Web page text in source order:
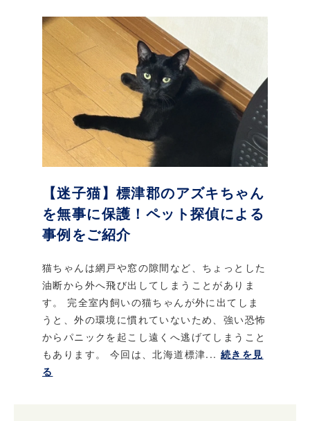
【迷子猫】標津郡のアズキちゃん
を無事に保護！ペット探偵による
事例をご紹介
猫ちゃんは網戸や窓の隙間など、ちょっとした
油断から外へ飛び出してしまうことがありま
す。 完全室内飼いの猫ちゃんが外に出てしま
うと、外の環境に慣れていないため、強い恐怖
からパニックを起こし遠くへ逃げてしまうこと
もあります。 今回は、北海道標津... 続きを見
る